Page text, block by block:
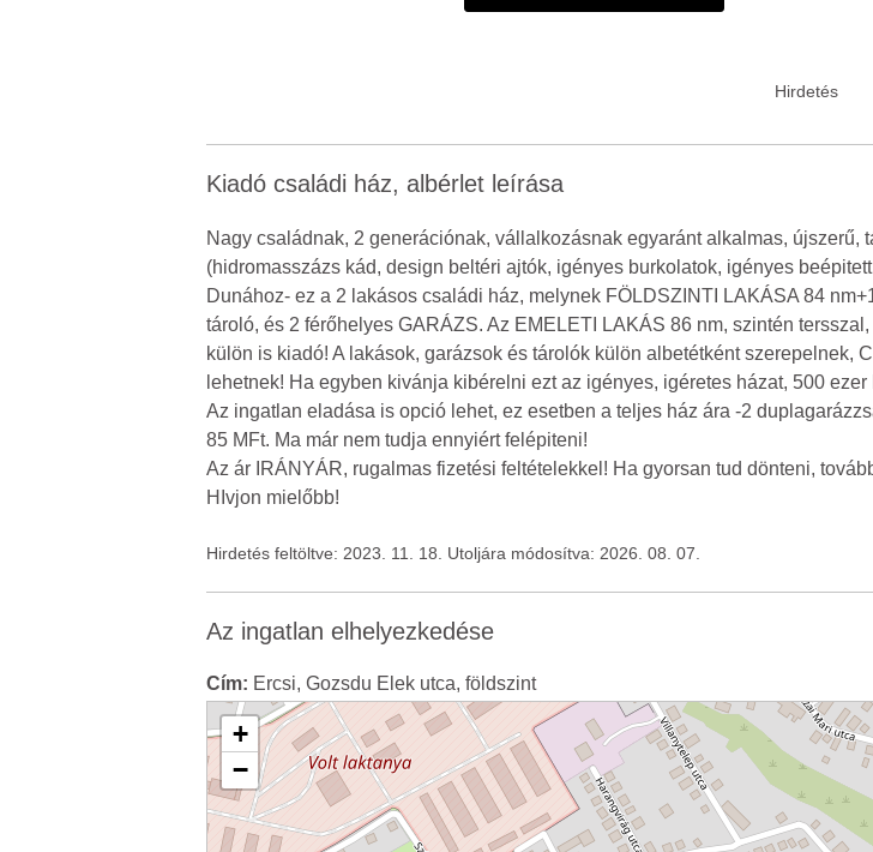
Kiadó családi ház, albérlet leírása
Nagy családnak, 2 generációnak, vállalkozásnak egyaránt alkalmas,
(hidromasszázs kád, design beltéri ajtók, igényes burkolatok, igényes
Dunához- ez a 2 lakásos családi ház, melynek FÖLDSZINTI LAKÁSA 84
tároló, és 2 férőhelyes GARÁZS. Az EMELETI LAKÁS 86 nm, szintén
külön is kiadó! A lakások, garázsok és tárolók külön albetétként szerepelnek,
lehetnek! Ha egyben kivánja kibérelni ezt az igényes, igéretes házat, 500
Az ingatlan eladása is opció lehet, ez esetben a teljes ház ára -2
85 MFt. Ma már nem tudja ennyiért felépiteni!
Az ár IRÁNYÁR, rugalmas fizetési feltételekkel! Ha gyorsan tud dönteni,
HIvjon mielőbb!
Hirdetés feltöltve: 2023. 11. 18. Utoljára módosítva: 2026. 08. 07.
Az ingatlan elhelyezkedése
Cím: Ercsi, Gozsdu Elek utca, földszint
+
−